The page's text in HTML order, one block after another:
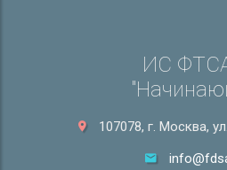
ИС
107078, г. Москва,